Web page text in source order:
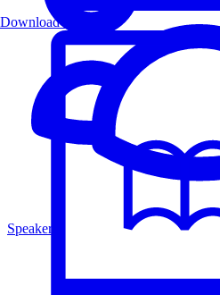
Speakers
Download PDF